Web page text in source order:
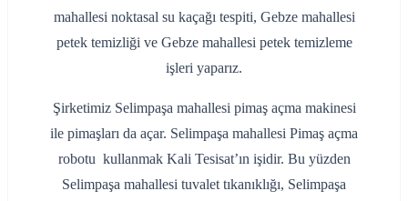
mahallesi noktasal su kaçağı tespiti, Gebze mahallesi
petek temizliği ve Gebze mahallesi petek temizleme
işleri yaparız.
Şirketimiz Selimpaşa mahallesi pimaş açma makinesi
ile pimaşları da açar. Selimpaşa mahallesi Pimaş açma
robotu kullanmak Kali Tesisat’ın işidir. Bu yüzden
Selimpaşa mahallesi tuvalet tıkanıklığı, Selimpaşa